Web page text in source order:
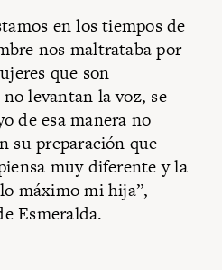
en los tiempos de
nos maltrataba por
que son
levantan la voz, se
de esa manera no
su preparación que
muy diferente y la
máximo mi hija”,
Esmeralda.